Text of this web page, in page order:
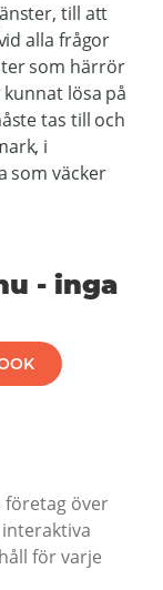
till att
alla frågor
som härrör
lösa på
tas till och
i
som väcker
- inga
över
för varje